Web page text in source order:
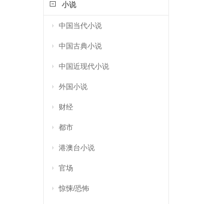
小说
中国当代小说
中国古典小说
中国近现代小说
外国小说
财经
都市
港澳台小说
官场
惊悚/恐怖